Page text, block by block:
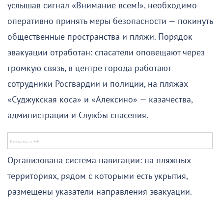
услышав сигнал «Внимание всем!», необходимо
оперативно принять меры безопасности — покинуть
общественные пространства и пляжи. Порядок
эвакуации отработан: спасатели оповещают через
громкую связь, в центре города работают
сотрудники Росгвардии и полиции, на пляжах
«Суджукская коса» и «Алексино» — казачества,
администрации и Службы спасения.
Организована система навигации: на пляжных
территориях, рядом с которыми есть укрытия,
размещены указатели направления эвакуации.